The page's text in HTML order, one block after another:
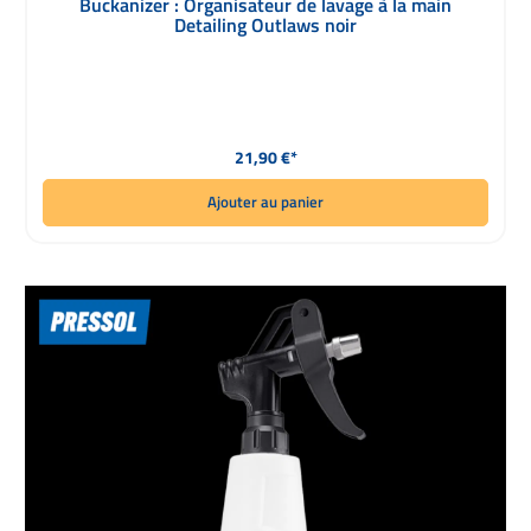
Detailing Outlaws noir
Prix régulier :
21,90 €*
Ajouter au panier